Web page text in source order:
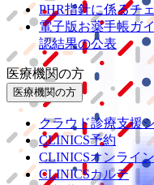
PHR指針に係るチ
電子版お薬手帳ガ
認結果の公表
医療機関の方
医療機関の方
クラウド診療支援
CLINICS予約
CLINICSオンライ
CLINICSカルテ